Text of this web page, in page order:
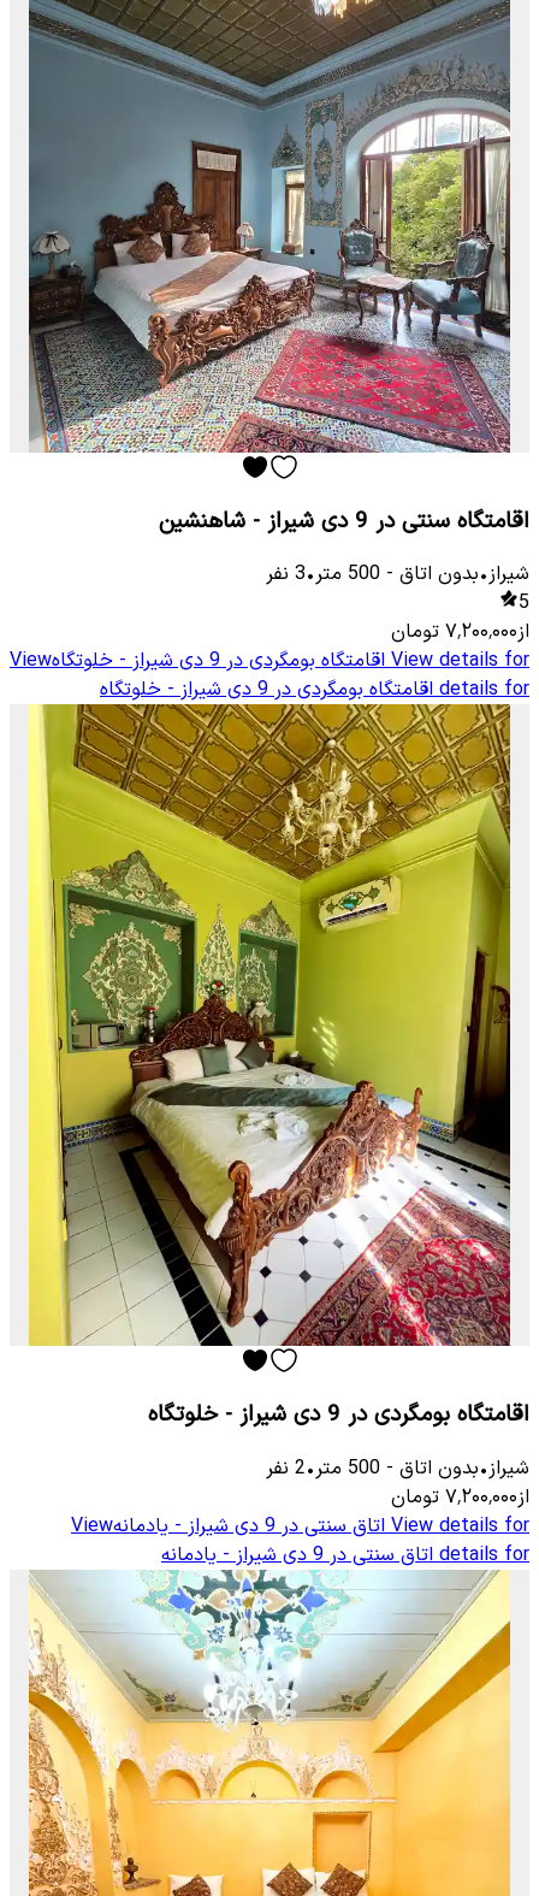
اقامتگاه سنتی در 9 دی شیراز - شاهنشین
شیراز•بدون اتاق -
500 متر•
3 نفر
5
از۷٬۲۰۰٬۰۰۰ تومان
View details for اقامتگاه بومگردی در 9 دی شیراز - خلوتگاه
View
details for اقامتگاه بومگردی در 9 دی شیراز - خلوتگاه
اقامتگاه بومگردی در 9 دی شیراز - خلوتگاه
شیراز•بدون اتاق -
500 متر•
2 نفر
از۷٬۲۰۰٬۰۰۰ تومان
View details for اتاق سنتی در 9 دی شیراز - یادمانه
View
details for اتاق سنتی در 9 دی شیراز - یادمانه